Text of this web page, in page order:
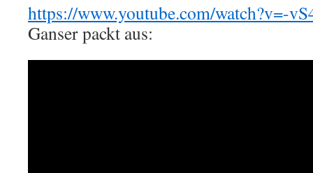
https://www.youtube.com/watch?v=-
Ganser packt aus: